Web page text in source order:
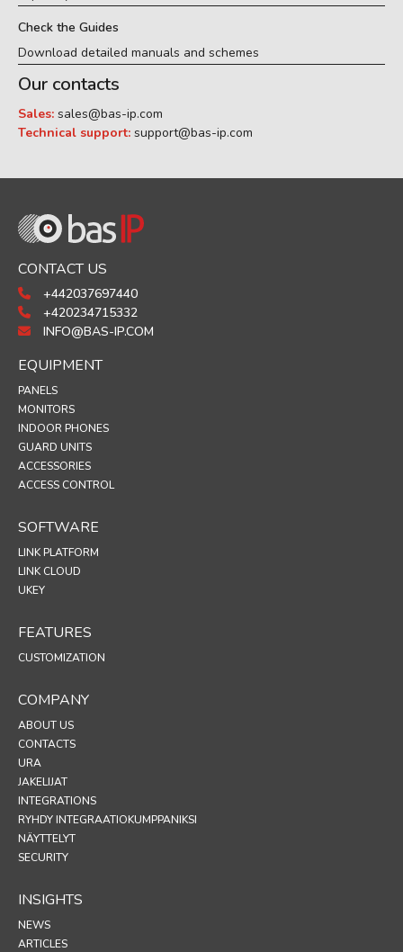
Check the Guides
Download detailed manuals and schemes
Our contacts
Sales: sales@bas-ip.com
Technical support: support@bas-ip.com
CONTACT US
+442037697440
+420234715332
INFO@BAS-IP.COM
EQUIPMENT
PANELS
MONITORS
INDOOR PHONES
GUARD UNITS
ACCESSORIES
ACCESS CONTROL
SOFTWARE
LINK PLATFORM
LINK CLOUD
UKEY
FEATURES
CUSTOMIZATION
COMPANY
ABOUT US
CONTACTS
URA
JAKELIJAT
INTEGRATIONS
RYHDY INTEGRAATIOKUMPPANIKSI
NÄYTTELYT
SECURITY
INSIGHTS
NEWS
ARTICLES